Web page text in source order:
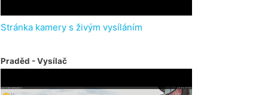
Stránka kamery s živým vysíláním
Praděd - Vysílač